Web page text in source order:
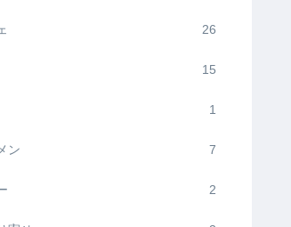
26
15
1
ン 7
2